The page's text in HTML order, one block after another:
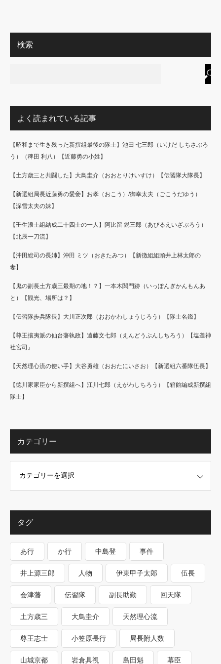
検索
よく読まれている記事
【昭和まで生き残った新撰組最後の隊士】池田 七三郎（いけだ しちさぶろ
う）（稗田 利八）【近藤勇の小姓】
【土方歳三と共闘した】大鳥圭介（おおとりけいすけ）【伝習隊大隊長】
【新選組局長近藤勇の愛妾】お孝（おこう）/御幸太夫（ごこうだゆう）
【深雪太夫の妹】
【壬生浪士組結成二十四士の一人】阿比留 鋭三郎（あびるえいざぶろう）
【北辰一刀流】
【沖田総司の長姉】沖田 ミツ（おきたみつ）【新徴組組頭井上林太郎の
妻】
【鬼の副長土方歳三最期の地！？】一本木関門跡（いっぽんぎかんもんあ
と）【観光、場所は？】
【伝習隊歩兵隊長】大川正次郎（おおかわしょうじろう）【隊士名鑑】
【尊王攘夷派の仙台藩執政】遠藤文七郎（えんどうぶんしちろう）【塩釜神
社宮司』
【天然理心流の使い手】大谷勇雄（おおたにいさお）【新選組六番隊伍長】
【徳川家家臣から新撰組へ】江川七郎（えがわしちろう）【箱館編成新撰組
隊士】
カテゴリー
タグ
あ行 か行 中島登 事件
井上源三郎 人物 伊東甲子太郎 伍長
会津藩 伝習隊 副長助勤 回天隊
土方歳三 大鳥圭介 天然理心流
尊王志士 小笠原長行 局長附人数
山城京都 岩倉具視 島田魁 幕臣